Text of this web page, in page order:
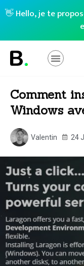
👋 Hello, je te
Comment
Windows
Valentin 24